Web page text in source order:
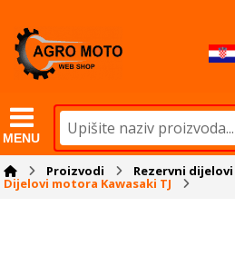
MENU
Proizvodi Rezervni
Dijelovi motora Kawasaki TJ